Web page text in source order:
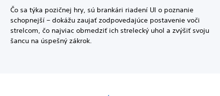
Čo sa týka pozičnej hry, sú brankári riadení UI o poznanie
schopnejší – dokážu zaujať zodpovedajúce postavenie voči
strelcom, čo najviac obmedziť ich strelecký uhol a zvýšiť svoju
šancu na úspešný zákrok.